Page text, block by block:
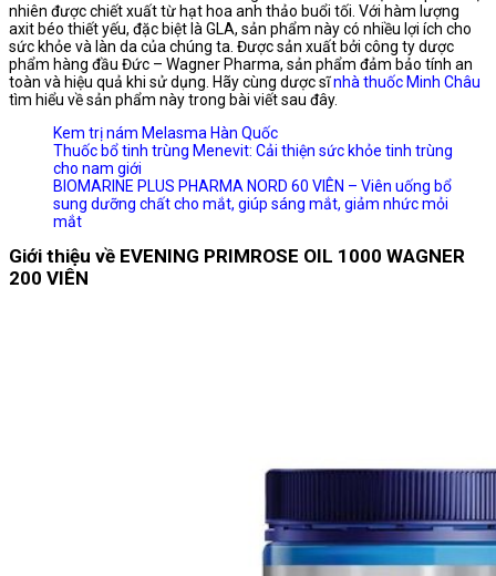
nhiên được chiết xuất từ hạt hoa anh thảo buổi tối. Với hàm lượng
axit béo thiết yếu, đặc biệt là GLA, sản phẩm này có nhiều lợi ích cho
sức khỏe và làn da của chúng ta. Được sản xuất bởi công ty dược
phẩm hàng đầu Đức – Wagner Pharma, sản phẩm đảm bảo tính an
toàn và hiệu quả khi sử dụng. Hãy cùng dược sĩnhà thuốc Minh Châu
tìm hiểu về sản phẩm này trong bài viết sau đây.
Kem trị nám Melasma Hàn Quốc
Thuốc bổ tinh trùng Menevit: Cải thiện sức khỏe tinh trùng
cho nam giới
BIOMARINE PLUS PHARMA NORD 60 VIÊN – Viên uống bổ
sung dưỡng chất cho mắt, giúp sáng mắt, giảm nhức mỏi
mắt
Giới thiệu về EVENING PRIMROSE OIL 1000 WAGNER
200 VIÊN